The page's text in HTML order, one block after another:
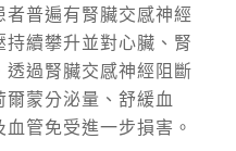
普遍有腎臟交感神經
續攀升並對心臟、腎
過腎臟交感神經阻斷
蒙分泌量、舒緩血
管免受進一步損害。